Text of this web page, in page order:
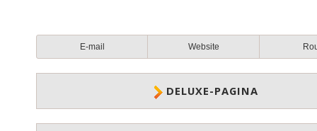
E-mail Website
DELUXE-PAGINA